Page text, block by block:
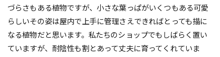
づらさもある植物ですが、小さな葉っぱがいくつもある可愛
らしいその姿は屋内で上手に管理さえできればとっても描に
なる植物だと思います。私たちのショップでもしばらく置い
ていますが、耐陰性も割とあって丈夫に育ってくれていま